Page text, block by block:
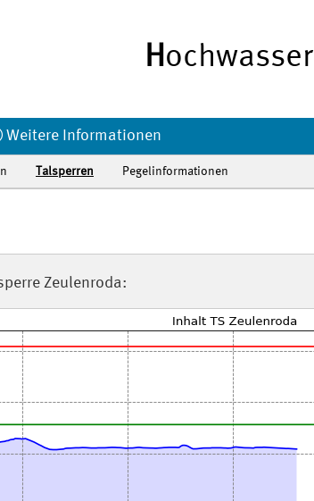
Hochwasser
Weitere Informationen
Talsperren Pegelinformationen
Zeulenroda: